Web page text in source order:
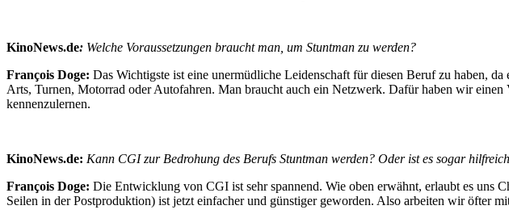
KinoNews.de: Welche Voraussetzungen braucht man, um Stuntman zu werden?
François Doge: Das Wichtigste ist eine unermüdliche Leidenschaft für diesen Beruf zu haben,
Arts, Turnen, Motorrad oder Autofahren. Man braucht auch ein Netzwerk. Dafür haben wir einen
kennenzulernen.
KinoNews.de: Kann CGI zur Bedrohung des Berufs Stuntman werden? Oder ist es sogar
François Doge: Die Entwicklung von CGI ist sehr spannend. Wie oben erwähnt, erlaubt es uns
Seilen in der Postproduktion) ist jetzt einfacher und günstiger geworden. Also arbeiten wir öfter